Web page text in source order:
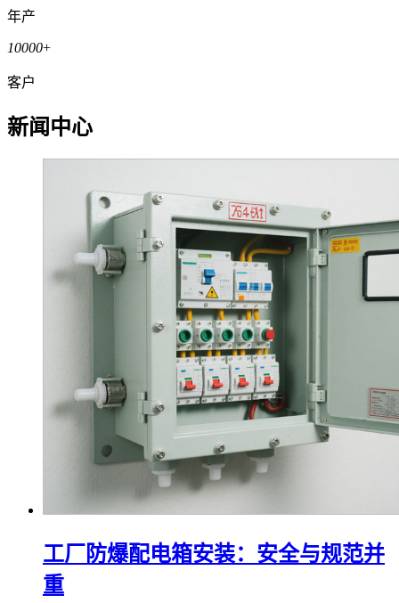
年产
10000+
客户
新闻中心
工厂防爆配电箱安装：安全与规范并
重